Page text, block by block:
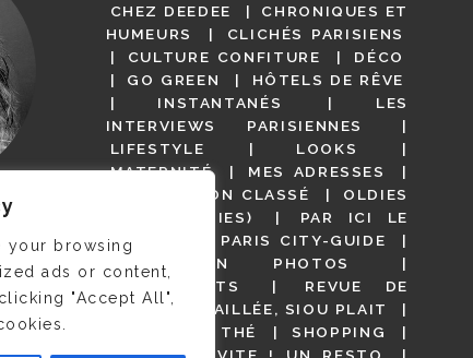
your browsing
ads or content,
"Accept All",
QUI A
!
CHEZ DEEDEE
CHRONIQUES ET
HUMEURS
CLICHÉS PARISIENS
CULTURE CONFITURE
DÉCO
GO GREEN
HÔTELS DE RÊVE
INSTANTANÉS
LES
INTERVIEWS PARISIENNES
LIFESTYLE
LOOKS
MATERNITÉ
MES ADRESSES
NON CLASSÉ
OLDIES
(BUT GOODIES)
PAR ICI LE
MAGOT !
PARIS CITY-GUIDE
PARIS EN PHOTOS
RESTAURANTS
REVUE DE
PRESSE DÉTAILLÉE, SIOU PLAIT
SALONS DE THÉ
SHOPPING
VIDÉOS
VITE ! UN RESTO